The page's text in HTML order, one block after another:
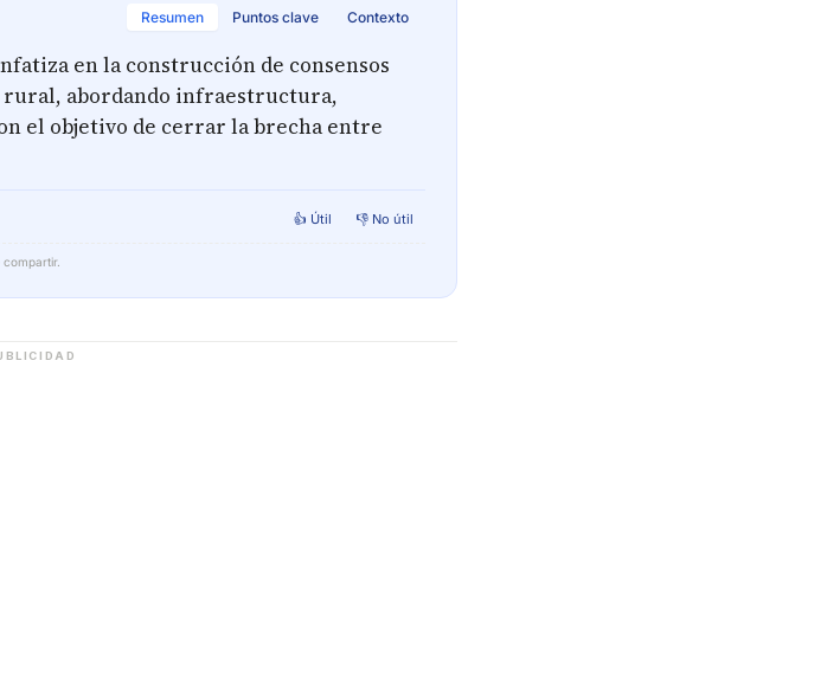
Resumen Puntos clave Contexto
en la construcción de consensos
rural, abordando infraestructura,
el objetivo de cerrar la brecha entre
👍 Útil 👎 No útil